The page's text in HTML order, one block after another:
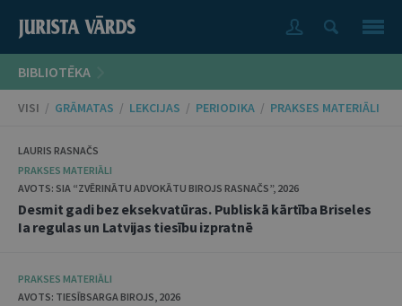
BIBLIOTĒKA
VISI / GRĀMATAS / LEKCIJAS / PERIODIKA / PRAKSES MATERIĀLI
LAURIS RASNAČS
PRAKSES MATERIĀLI
AVOTS: SIA “ZVĒRINĀTU ADVOKĀTU BIROJS RASNAČS”, 2026
Desmit gadi bez eksekvatūras. Publiskā kārtība Briseles
Ia regulas un Latvijas tiesību izpratnē
PRAKSES MATERIĀLI
AVOTS: TIESĪBSARGA BIROJS, 2026